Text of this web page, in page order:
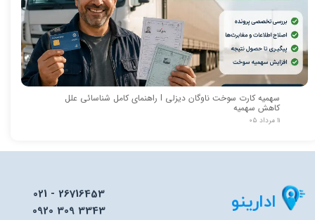
سهمیه کارت سوخت ناوگان دیزلی I راهنمای کامل شناسائی علل
کاهش سهمیه
۱۱ مرداد ۰۵
ادارینو
021 - 26716453
0920 309 3343